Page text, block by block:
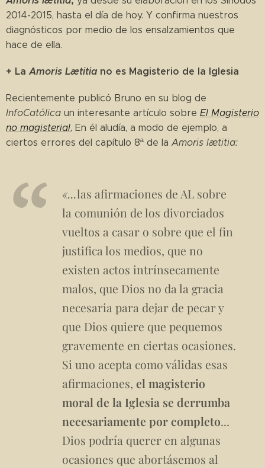
2014-2015, hasta el día de hoy. Y confirma nuestros
diagnósticos por medio de los ensalzamientos que
hace de ella.
+ La Amoris Lætitia no es Magisterio de la Iglesia
Recientemente publicó Bruno en su blog de
InfoCatólica un interesante artículo sobre El Magisterio
no magisterial. En él aludía, a modo de ejemplo, a
ciertos errores del capítulo 8ª de la Amoris lætitia:
«...las afirmaciones de AL sobre
la comunión de los divorciados
vueltos a casar o sobre que el fin
justifica los medios, que no
existen actos intrínsecamente
malos, que Dios no da la gracia
necesaria para dejar de pecar y
que Dios quiere que pequemos
gravemente en ciertas ocasiones.
Si uno acepta como válidas esas
afirmaciones, el magisterio
moral de la Iglesia se derrumba
necesariamente por completo...
Dios podría querer en algunas
ocasiones que abortásemos al